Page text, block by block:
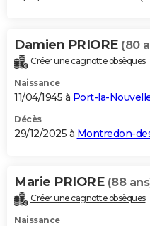
AVIS DE DÉCÈS
Bricolage
Lifestyle
Culture
Sport
Auto
Television
Voyage
Cinema
Damien PRIORE (80
Créer une cagnotte obsèques
Naissance
11/04/1945 à Port-la-
Décès
29/12/2025 à Montredon-
Marie PRIORE (88
Créer une cagnotte obsèques
Naissance